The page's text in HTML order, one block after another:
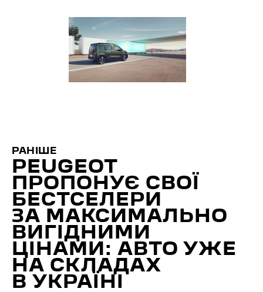
РАНІШЕ
PEUGEOT
ПРОПОНУЄ СВОЇ
БЕСТСЕЛЕРИ
ЗА МАКСИМАЛЬНО
ВИГІДНИМИ
ЦІНАМИ: АВТО УЖЕ
НА СКЛАДАХ
В УКРАЇНІ